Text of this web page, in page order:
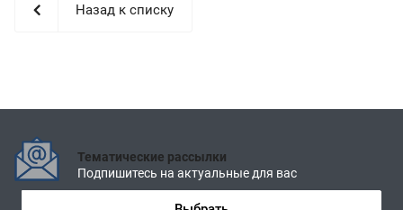
Назад к списку
Тематические рассылки
Подпишитесь на актуальные для вас